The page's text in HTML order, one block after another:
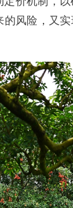
风险，又